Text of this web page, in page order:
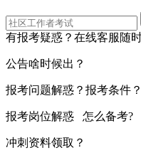
有报考疑惑？在线客服随
公告啥时候出？
报考问题解惑？报考条件？
报考岗位解惑 怎么备考?
冲刺资料领取？